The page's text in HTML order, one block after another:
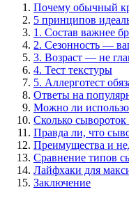
Почему обычный
5 принципов
1. Состав важнее
2. Сезонность —
3. Возраст — не
4. Тест текстуры
5. Аллерготест
Ответы на
Можно ли
Сколько
Правда ли, что
Преимущества и
Сравнение типов
Лайфхаки для
Заключение